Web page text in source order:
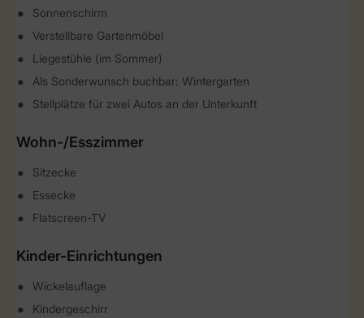
Sonnenschirm
Verstellbare Gartenmöbel
Liegestühle (im Sommer)
Als Sonderwunsch buchbar: Wintergarten
Stellplätze für zwei Autos an der Unterkunft
Wohn-/Esszimmer
Sitzecke
Essecke
Flatscreen-TV
Kinder-Einrichtungen
Wickelauflage
Kindergeschirr